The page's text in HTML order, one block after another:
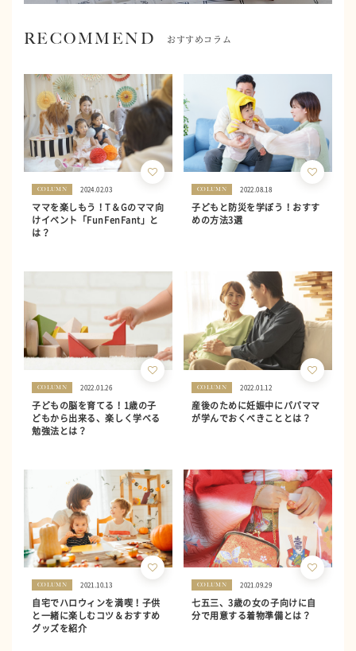
RECOMMEND おすすめコラム
COLUMN 2024.02.03
ママを楽しもう！T＆Gのママ向
けイベント「FunFenFant」と
は？
COLUMN 2022.08.18
子どもと防災を学ぼう！おすす
めの方法3選
COLUMN 2022.01.26
子どもの脳を育てる！1歳の子
どもから出来る、楽しく学べる
勉強法とは？
COLUMN 2022.01.12
産後のために妊娠中にパパママ
が学んでおくべきこととは？
COLUMN 2021.10.13
自宅でハロウィンを満喫！子供
と一緒に楽しむコツ＆おすすめ
グッズを紹介
COLUMN 2021.09.29
七五三、3歳の女の子向けに自
分で用意する着物準備とは？